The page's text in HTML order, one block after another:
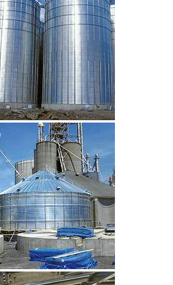
POUR AGRANDIR
POUR AGRANDIR